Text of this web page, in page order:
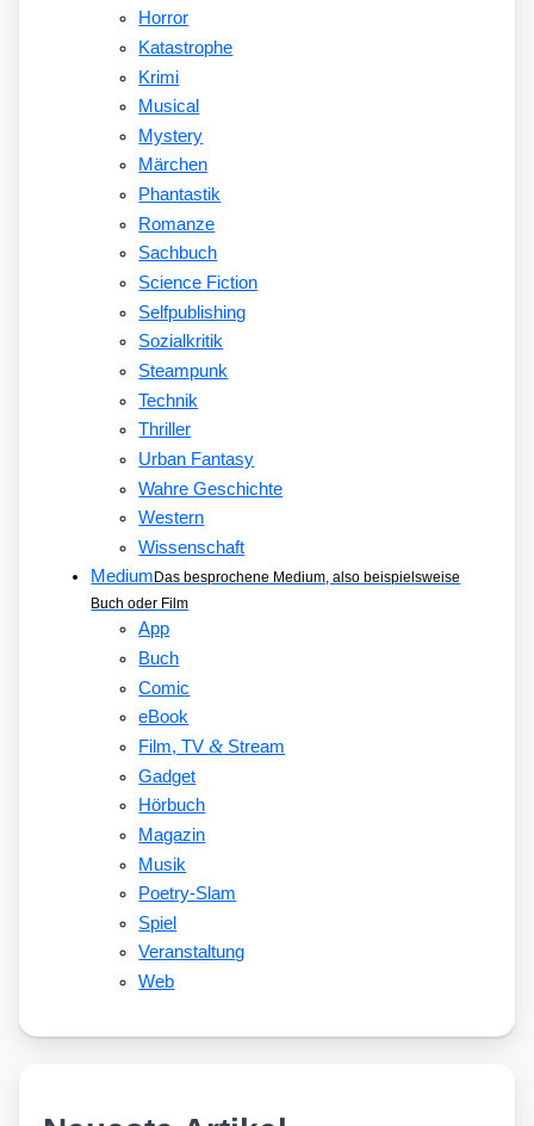
Horror
Katastrophe
Krimi
Musical
Mystery
Märchen
Phantastik
Romanze
Sachbuch
Science Fiction
Selfpublishing
Sozialkritik
Steampunk
Technik
Thriller
Urban Fantasy
Wahre Geschichte
Western
Wissenschaft
Medium Das besprochene Medium, also beispielsweise
Buch oder Film
App
Buch
Comic
eBook
Film, TV&Stream
Gadget
Hörbuch
Magazin
Musik
Poetry-Slam
Spiel
Veranstaltung
Web